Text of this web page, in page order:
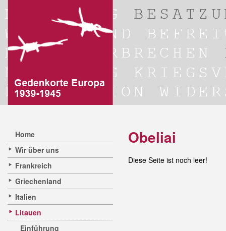
Home
Wir über uns
Frankreich
Griechenland
Italien
Litauen
Einführung
Obeliai
Diese Seite ist noch leer!